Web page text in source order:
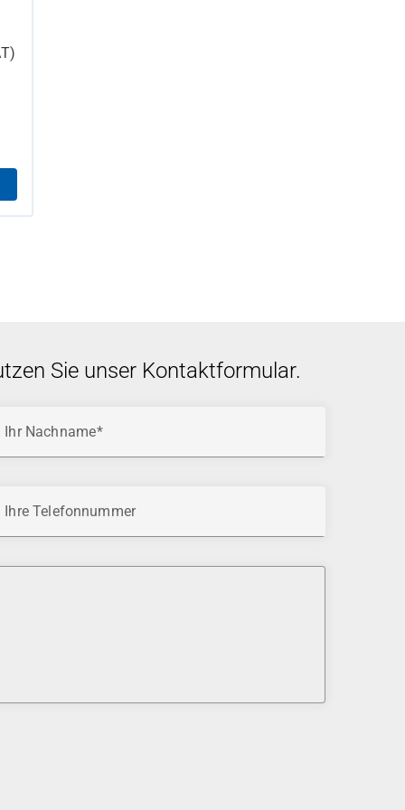
Sie unser Kontaktformular.
Ihr Nachname
Ihre Telefonnummer